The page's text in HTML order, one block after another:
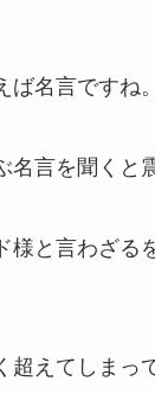
ば名言ですね。
名言を聞くと
様と言わざる
超えてしまっ